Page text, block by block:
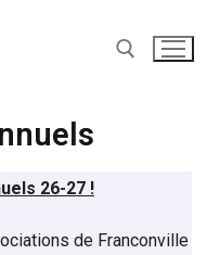
26-27 !
de Franconville